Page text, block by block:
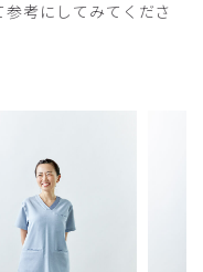
考にしてみてくださ